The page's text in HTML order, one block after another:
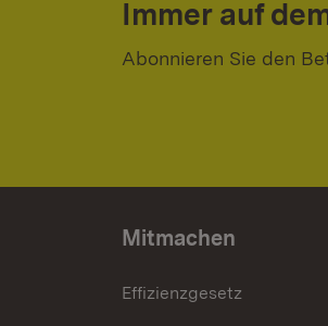
Immer auf
Abonnieren Sie den
Mitmachen
Effizienzgesetz